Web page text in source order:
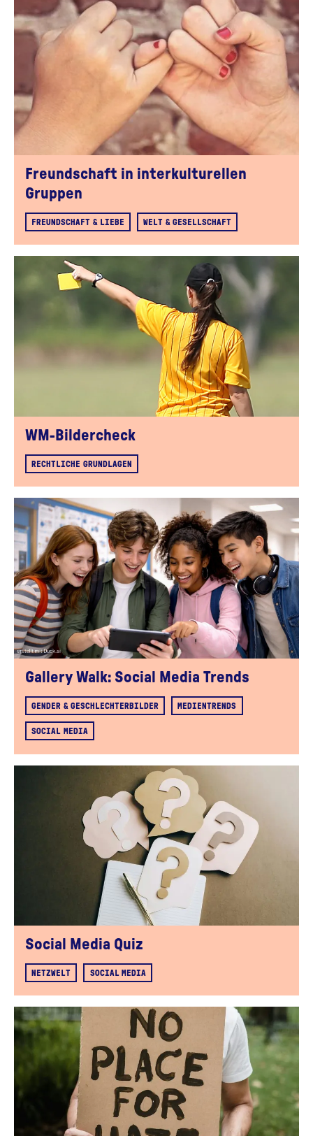
Freundschaft in interkulturellen
Gruppen
FREUNDSCHAFT & LIEBE WELT & GESELLSCHAFT
WM-Bildercheck
RECHTLICHE GRUNDLAGEN
Gallery Walk: Social Media Trends
GENDER & GESCHLECHTERBILDER MEDIENTRENDS
SOCIAL MEDIA
Social Media Quiz
NETZWELT SOCIAL MEDIA